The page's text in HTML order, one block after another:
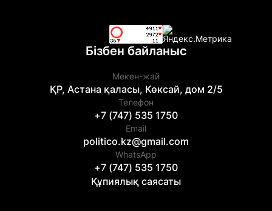
Бізбен байланыс
Мекен-жай
ҚР, Астана қаласы, Көксай, дом 2/5
Телефон
+7 (747) 535 1750
Email
politico.kz@gmail.com
WhatsApp
+7 (747) 535 1750
Құпиялық саясаты